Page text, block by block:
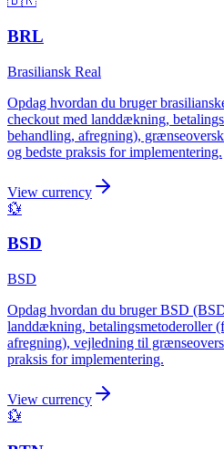
BRL
Brasiliansk Real
Opdag hvordan du bruger
checkout med landdækning,
behandling, afregning),
og bedste praksis for implementering.
View currency
💱
BSD
BSD
Opdag hvordan du bruger BSD
landdækning, betalingsmetoderoller
afregning), vejledning til
praksis for implementering.
View currency
💱